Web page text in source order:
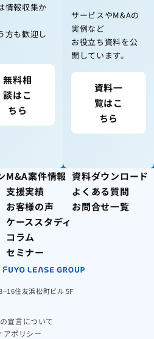
情報収集か
方も歓迎し
無料相
談はこ
ちら
サービスやM&Aの
実例など
お役立ち資料を公
開しています。
資料一
覧はこ
ちら
M&A案件情報
支援実績
お客様の声
ケーススタディ
コラム
セミナー
資料ダウンロード
よくある質問
お問合せ一覧
住友浜松町ビル 5F
宣言について
アポリシー